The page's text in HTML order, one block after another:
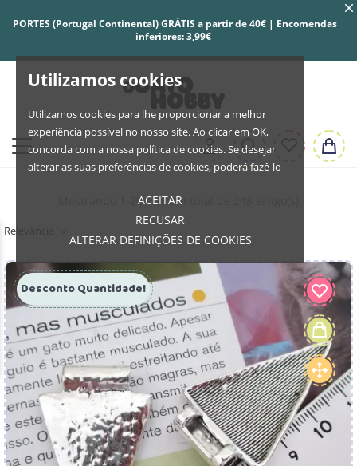
Utilizamos cookies
Utilizamos cookies para lhe proporcionar a melhor
experiência possível no nosso site. Ao clicar em OK,
concorda com a nossa política de cookies. Se desejar
alterar as suas preferências de cookies, poderá fazê-lo
ACEITAR
RECUSAR
ALTERAR DEFINIÇÕES DE COOKIES
PORTES (Portugal Continental) GRÁTIS a partir de 40€ | Encomendas
inferiores: 3,99€
Relevância
Mostrando 1-204 de um total de 248 artigo(s)
Desconto Quantidade!